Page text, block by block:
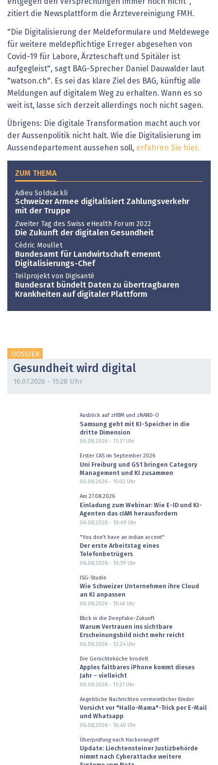
zitiert die Newsplattform die Ärztevereinigung FMH.
"Die Digitalisierung der Meldeformulare und Meldewege
für weitere meldepflichtige Erreger abgesehen von
Covid-19 für Labore, Ärzteschaft und Spitäler ist
aufgegleist", sagt BAG-Sprecher Daniel Dauwalder laut
"watson.ch". Es sei das klare Ziel des BAG, künftig alle
Meldungen auf digitalem Weg zu erhalten. Wann es so
weit ist, lasse sich derzeit allerdings noch nicht sagen.
Übrigens: Die digitale Transformation macht auch vor
der Aussenpolitik nicht halt. Wie die Digitalisierung im
Aussendepartement aussehen soll, erfahren Sie hier.
ZUM THEMA
Adieu Soldsäckli
Schweizer Armee digitalisiert Zahlungsverkehr
mit der Truppe
Zweiter Tag des Swiss eHealth Forum 2022
Die Zukunft der digitalen Gesundheit
Cédric Moullet
Bundesamt für Landwirtschaft ernennt
Digitalisierungs-Chef
Teilprojekt von Digisanté
Bundesrat bündelt Daten zu übertragbaren
Krankheiten auf digitaler Plattform
DOSSIER
Gesundheit wird digital
16.07.2026 - 15:28 Uhr
Ausblick auf zHBM und zNAND-O
Samsung geht mit KI-Speicher in die
dritte Dimension
06.08.2026 - 11:37Uhr
Erster CAS im September 2026
Uni Freiburg und GS1 bringen Category
Management und KI zusammen
06.08.2026 - 15:02 Uhr
Am 27.08.2026
Einladung zum Webinar: Wie E-ID und KI-
Agenten das cIAM herausfordern
06.08.2026 - 10:49 Uhr
"You don't have an indian accent"
Der erste Arbeitstag eines
Telefonbetrügers
06.08.2026 - 10:59 Uhr
ISG-Studie
Wie Schweizer Unternehmen ihre Cloud
an KI anpassen
06.08.2026 - 15:46Uhr
Blick in die Deepfake-Zukunft
Warum Vertrauen ins sichtbare
Erscheinungsbild nicht mehr reicht
06.08.2026 - 12:24Uhr
Die Gerüchteküche brodelt
Apples faltbares iPhone kommt dieses
Jahr – vielleicht
06.08.2026 - 11:37Uhr
Angebliche Nachrichten vermeintlicher Kinder
Vorsicht vor "Hallo-Mama"-Trick per E-Mail
und Whatsapp
06.08.2026 - 16:40 Uhr
Überprüfung nach Hackerangriff
Update: Liechtensteiner Justizbehörde
nimmt nach Cyberattacke weitere